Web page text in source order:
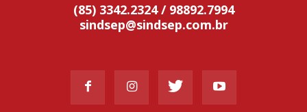
(85) 3342.2324 / 98892.7994
sindsep@sindsep.com.br